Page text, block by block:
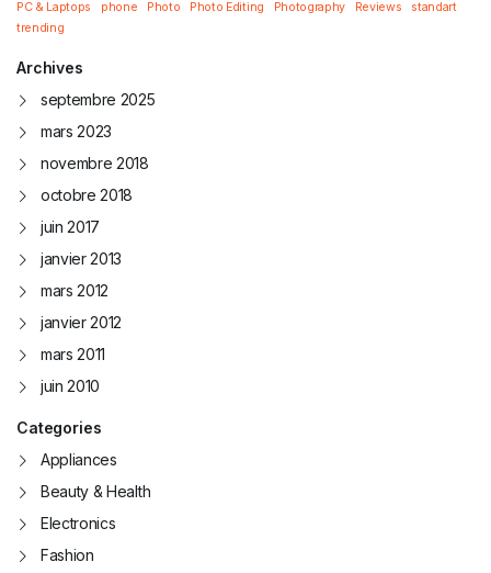
PC & Laptops phone Photo Photo Editing Photography Reviews
standart
trending
Archives
septembre 2025
mars 2023
novembre 2018
octobre 2018
juin 2017
janvier 2013
mars 2012
janvier 2012
mars 2011
juin 2010
Categories
Appliances
Beauty & Health
Electronics
Fashion